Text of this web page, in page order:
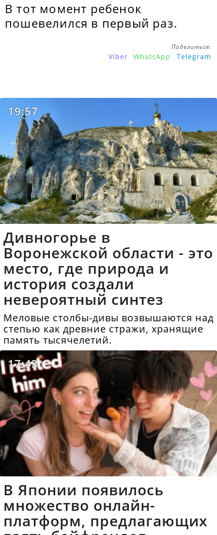
В тот момент ребенок
пошевелился в первый раз.
Поделиться:
Viber WhatsApp Telegram
19:57
Дивногорье в
Воронежской области - это
место, где природа и
история создали
невероятный синтез
Меловые столбы-дивы возвышаются над
степью как древние стражи, хранящие
память тысячелетий.
17:43
В Японии появилось
множество онлайн-
платформ, предлагающих